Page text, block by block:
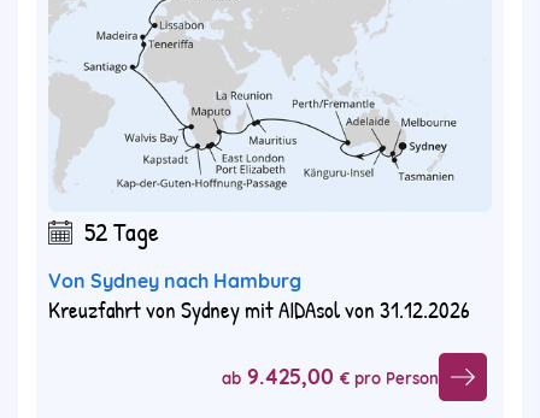
52 Tage
Von Sydney nach Hamburg
Kreuzfahrt von Sydney mit AIDAsol von 31.12.2026
ab 9.425,00 € pro Person